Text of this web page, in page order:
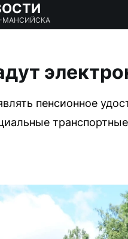
МАНСИЙСКА
пенсионное